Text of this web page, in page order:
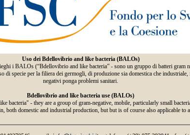
Uso dei Bdellovibrio and like bacteria (BALOs)
i BALOs (“Bdellovibrio and like bacteria” - sono un gruppo di batteri
specie per la filiera dei germogli, di produzione sia domestica che
negativi ponga problemi sanitari.
Bdellovibrio and like bacteria use (BALOs)
- they are a group of gram-negative, mobile, particularly small
domestic and industrial production, but but is of course also applicable to